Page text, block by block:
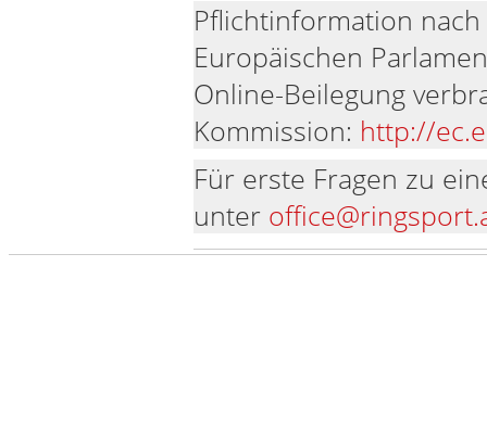
Pflichtinformation
Europäischen
Online-Beilegung
Kommission: http://
Für erste Fragen zu
unter